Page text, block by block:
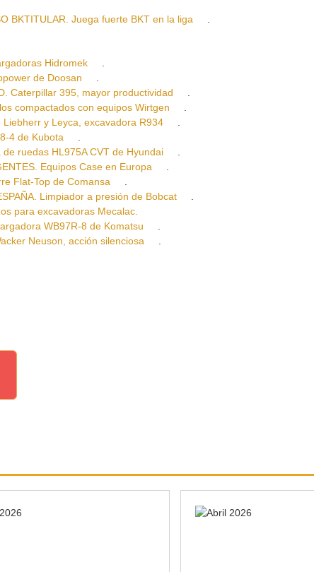
BKTITULAR. Juega fuerte BKT en la liga
.
Hidromek
.
de Doosan
.
Caterpillar 395, mayor productividad
.
compactados con equipos Wirtgen
.
Liebherr y Leyca, excavadora R934
.
4 de Kubota
.
ruedas HL975A CVT de Hyundai
.
Equipos Case en Europa
.
Flat-Top de Comansa
.
Limpiador a presión de Bobcat
.
para excavadoras Mecalac.
WB97R-8 de Komatsu
.
Neuson, acción silenciosa
.